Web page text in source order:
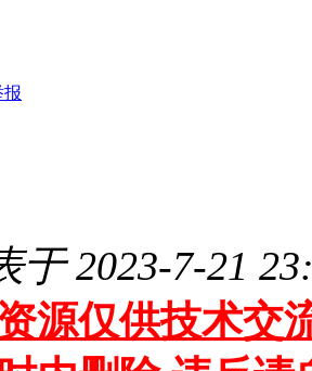
报
于 2023-7-21
源仅供技术交